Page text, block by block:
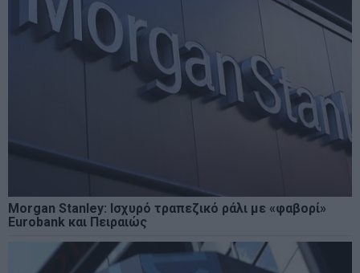
Morgan Stanley: Ισχυρό τραπεζικό ράλι με «φαβορί»
Eurobank και Πειραιώς